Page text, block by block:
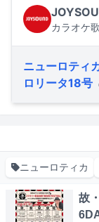
カラオケ
ニューロティ
ロリータ18号
ニューロティカ
故